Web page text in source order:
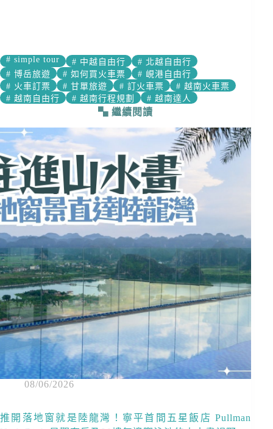
# simple tour # 中越自由行 # 北越自由行
# 博岳旅遊 # 如何買火車票 # 峴港自由行
# 火車訂票 # 甘單旅遊 # 訂火車票 # 越南火車票
# 越南自由行 # 越南行程規劃 # 越南達人
繼續閱讀
08/06/2026
推開落地窗就是陸龍灣！寧平首間五星飯店 Pullman